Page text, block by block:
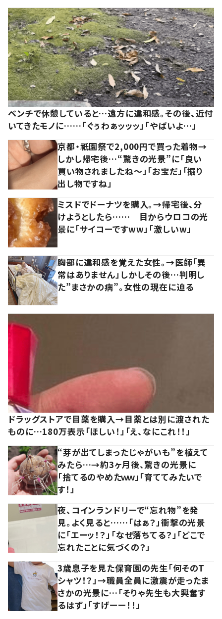
ベンチで休憩していると…遠方に違和感。その後、近付
いてきたモノに……「ぐぅわぁッッッ」「やばいよ…」
京都・祇園祭で2,000円で買った着物→
しかし帰宅後…“驚きの光景”に「良い
買い物されましたね～」「お宝だ」「掘り
出し物ですね」
ミスドでドーナツを購入。→帰宅後、分
けようとしたら…… 目からウロコの光
景に「サイコーですww」「激しいw」
胸部に違和感を覚えた女性。→医師「異
常はありません」しかしその後…判明し
た”まさかの病”。女性の現在に迫る
ドラッグストアで目薬を購入→目薬とは別に渡された
ものに…180万表示「ほしい！」「え、なにこれ！！」
“芽が出てしまったじゃがいも”を植えて
みたら…→約3ヶ月後、驚きの光景に
「捨てるのやめたｗｗ」「育ててみたいで
す！」
夜、コインランドリーで“忘れ物”を発
見。よく見ると……「はぁ？」衝撃の光景
に「エーッ！？」「なぜ落ちてる？」「どこで
忘れたことに気づくの？」
3歳息子を見た保育園の先生「何そのT
シャツ！？」→職員全員に激震が走ったま
さかの光景に…「そりゃ先生も大興奮す
るはず」「すげーー！！」